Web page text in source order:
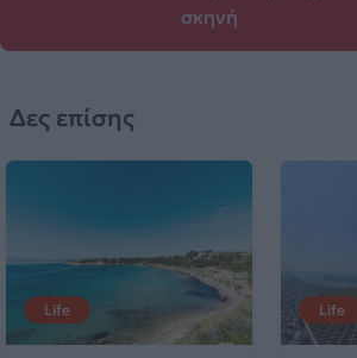
σκηνή
Δες επίσης
Life Life